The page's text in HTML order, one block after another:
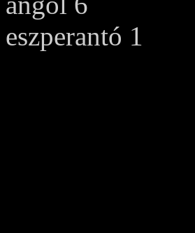
eszperantó 1